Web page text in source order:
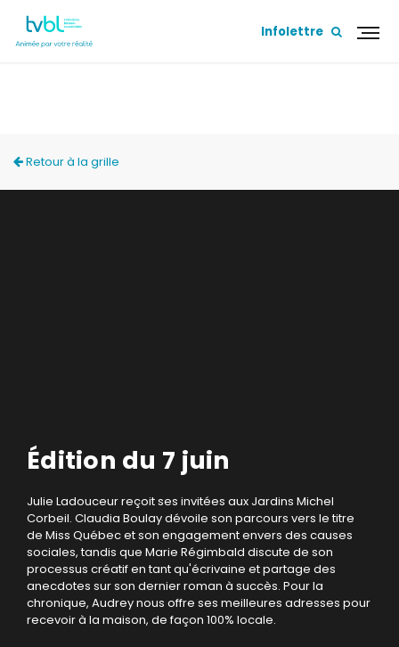
Infolettre
Retour à la grille
Édition du 7 juin
Julie Ladouceur reçoit ses invitées aux Jardins Michel
Corbeil. Claudia Boulay dévoile son parcours vers le titre
de Miss Québec et son engagement envers des causes
sociales, tandis que Marie Régimbald discute de son
processus créatif en tant qu'écrivaine et partage des
anecdotes sur son dernier roman à succès. Pour la
chronique, Audrey nous offre ses meilleures adresses pour
recevoir à la maison, de façon 100% locale.